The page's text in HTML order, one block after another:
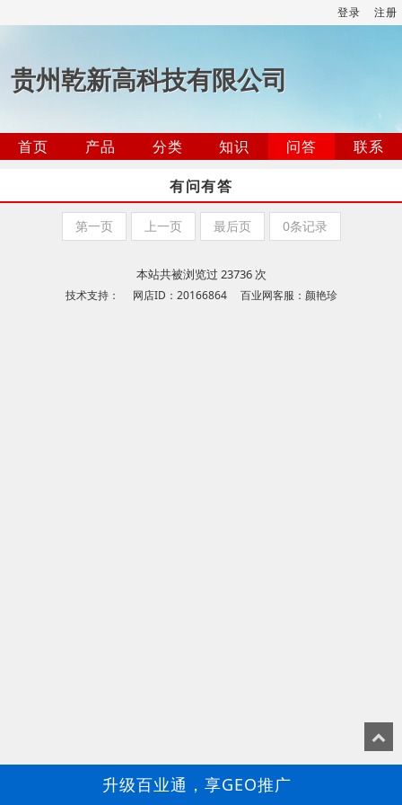
登录 注册
贵州乾新高科技有限公司
首页 产品 分类 知识 问答
联系
有问有答
第一页 上一页 最后页 0条记录
本站共被浏览过 23736 次
技术支持： 网店ID：20166864 百业网客服：颜艳珍
升级百业通，享GEO推广